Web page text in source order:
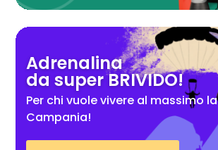
Adrenalina
da super BRIVIDO!
Per chi vuole vivere al massimo la
Campania!